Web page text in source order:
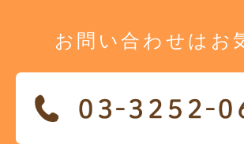
お問い合わせは お